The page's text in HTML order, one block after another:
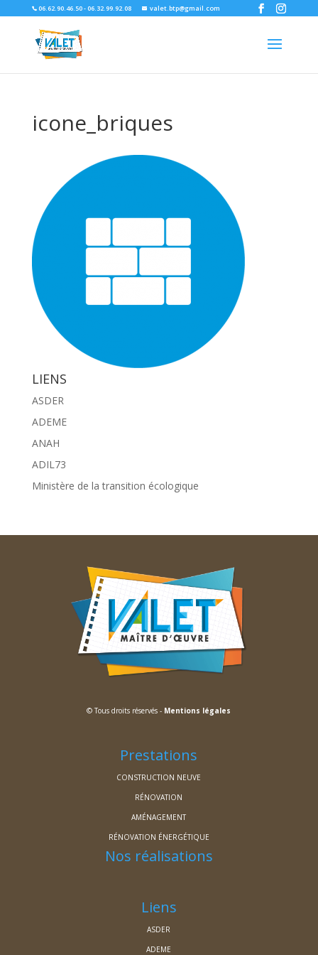
06.62.90.46.50 - 06.32.99.92.08 valet.btp@gmail.com
icone_briques
LIENS
ASDER
ADEME
ANAH
ADIL73
Ministère de la transition écologique
© Tous droits réservés - Mentions légales
Prestations
CONSTRUCTION NEUVE
RÉNOVATION
AMÉNAGEMENT
RÉNOVATION ÉNERGÉTIQUE
Nos réalisations
Liens
ASDER
ADEME